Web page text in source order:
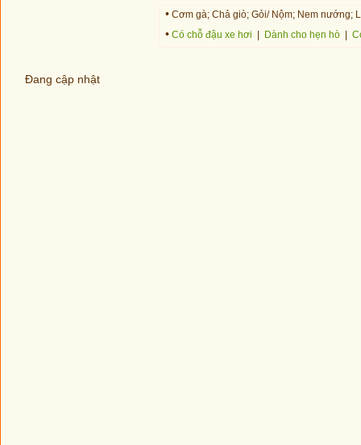
• Cơm gà; Chả giò; Gỏi/ Nộm; Nem nướng;
• Có chỗ đậu xe hơi Dành cho hẹn hò
Đang cập nhật